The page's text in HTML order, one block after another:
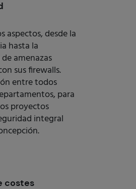
aspectos, desde la
hasta la
amenazas
sus firewalls.
entre todos
para
proyectos
integral
costes